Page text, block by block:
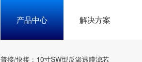
产品中心 解决方案
普接/快接：10寸SW型反渗透膜滤芯